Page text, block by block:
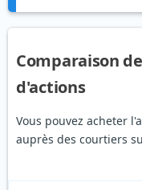
Comparaison
d'actions
Vous pouvez acheter
auprès des courtiers